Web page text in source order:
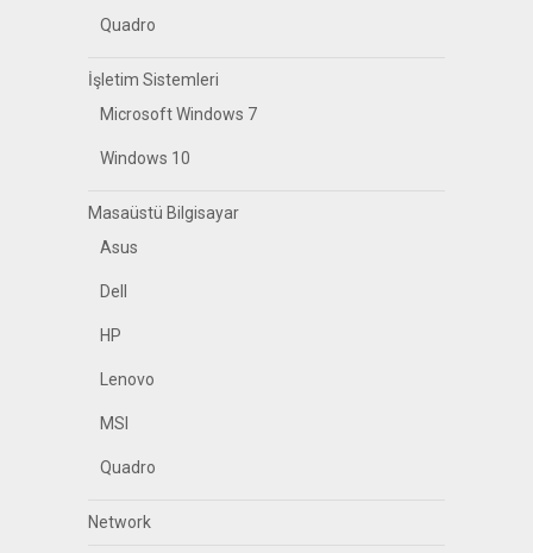
Quadro
İşletim Sistemleri
Microsoft Windows 7
Windows 10
Masaüstü Bilgisayar
Asus
Dell
HP
Lenovo
MSI
Quadro
Network